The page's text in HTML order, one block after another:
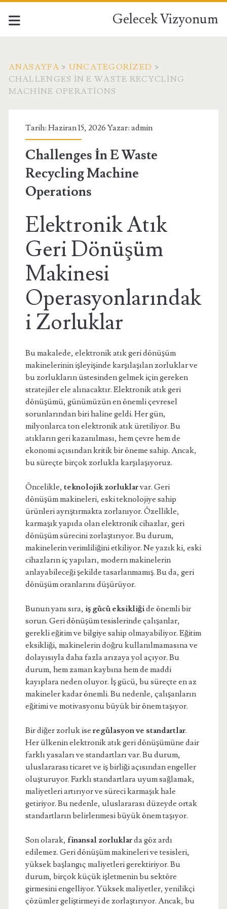
Gelecek Vizyonum
ANASAYFA > UNCATEGORIZED >
CHALLENGES İN E WASTE RECYCLING
MACHINE OPERATIONS
Tarih: Haziran 15, 2026 Yazar: admin
Challenges İn E Waste
Recycling Machine
Operations
Elektronik Atık
Geri Dönüşüm
Makinesi
Operasyonlarındak
i Zorluklar
Bu makalede, elektronik atık geri dönüşüm
makinelerinin işleyişinde karşılaşılan zorluklar ve
bu zorlukların üstesinden gelmek için gereken
stratejiler ele alınacaktır. Elektronik atık geri
dönüşümü, günümüzün en önemli çevresel
sorunlarından biri haline geldi. Her gün,
milyonlarca ton elektronik atık üretiliyor. Bu
atıkların geri kazanılması, hem çevre hem de
ekonomi açısından kritik bir öneme sahip. Ancak,
bu süreçte birçok zorlukla karşılaşıyoruz.
Öncelikle, teknolojik zorluklarvar. Geri
dönüşüm makineleri, eski teknolojiye sahip
ürünleri ayrıştırmakta zorlanıyor. Özellikle,
karmaşık yapıda olan elektronik cihazlar, geri
dönüşüm sürecini zorlaştırıyor. Bu durum,
makinelerin verimliliğini etkiliyor. Ne yazık ki, eski
cihazların iç yapıları, modern makinelerin
anlayabileceği şekilde tasarlanmamış. Bu da, geri
dönüşüm oranlarını düşürüyor.
Bunun yanı sıra, iş gücü eksikliğide önemli bir
sorun. Geri dönüşüm tesislerinde çalışanlar,
gerekli eğitim ve bilgiye sahip olmayabiliyor. Eğitim
eksikliği, makinelerin doğru kullanılmamasına ve
dolayısıyla daha fazla arızaya yol açıyor. Bu
durum, hem zaman kaybına hem de maddi
kayıplara neden oluyor. İş gücü, bu süreçte en az
makineler kadar önemli. Bu nedenle, çalışanların
eğitimi ve motivasyonu büyük bir önem taşıyor.
Bir diğer zorluk ise regülasyon ve standartlar.
Her ülkenin elektronik atık geri dönüşümüne dair
farklı yasaları ve standartları var. Bu durum,
uluslararası ticaret ve iş birliği açısından engeller
oluşturuyor. Farklı standartlara uyum sağlamak,
maliyetleri artırıyor ve süreci karmaşık hale
getiriyor. Bu nedenle, uluslararası düzeyde ortak
standartların belirlenmesi büyük önem taşıyor.
Son olarak, finansal zorluklarda göz ardı
edilemez. Geri dönüşüm makineleri ve tesisleri,
yüksek başlangıç maliyetleri gerektiriyor. Bu
durum, birçok küçük işletmenin bu sektöre
girmesini engelliyor. Yüksek maliyetler, yenilikçi
çözümler geliştirmeyi de zorlaştırıyor. Ancak, bu